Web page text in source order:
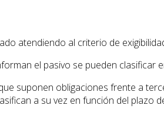
atendiendo al criterio de
el pasivo se pueden
suponen obligaciones frente a
a su vez en función del plazo